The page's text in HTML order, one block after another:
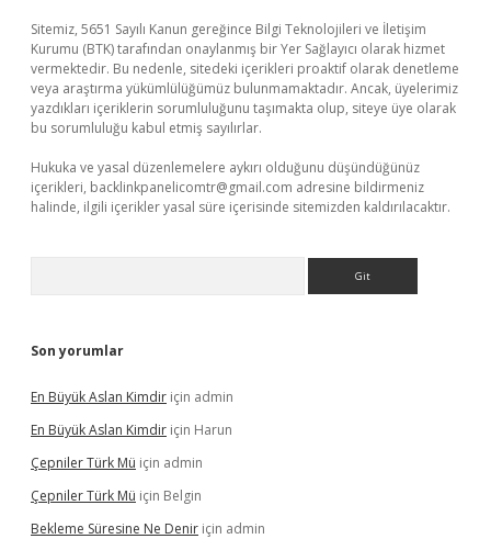
Sitemiz, 5651 Sayılı Kanun gereğince Bilgi Teknolojileri ve İletişim
Kurumu (BTK) tarafından onaylanmış bir Yer Sağlayıcı olarak hizmet
vermektedir. Bu nedenle, sitedeki içerikleri proaktif olarak denetleme
veya araştırma yükümlülüğümüz bulunmamaktadır. Ancak, üyelerimiz
yazdıkları içeriklerin sorumluluğunu taşımakta olup, siteye üye olarak
bu sorumluluğu kabul etmiş sayılırlar.
Hukuka ve yasal düzenlemelere aykırı olduğunu düşündüğünüz
içerikleri, backlinkpanelicomtr@gmail.com adresine bildirmeniz
halinde, ilgili içerikler yasal süre içerisinde sitemizden kaldırılacaktır.
Son yorumlar
En Büyük Aslan Kimdir için admin
En Büyük Aslan Kimdir için Harun
Çepniler Türk Mü için admin
Çepniler Türk Mü için Belgin
Bekleme Süresine Ne Denir için admin